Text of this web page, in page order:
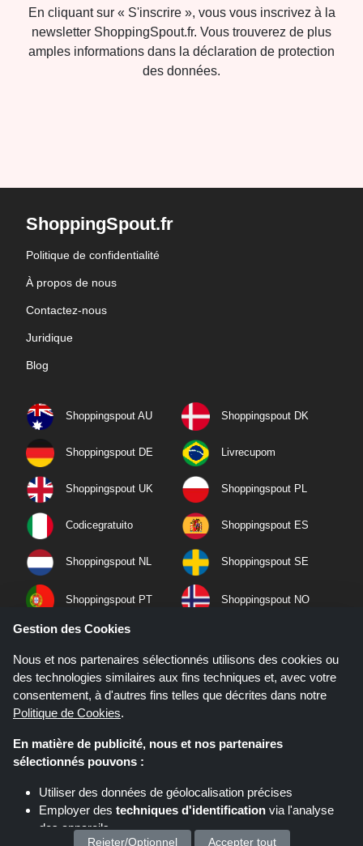
En cliquant sur « S'inscrire », vous vous inscrivez à la
newsletter ShoppingSpout.fr. Vous trouverez de plus
amples informations dans la déclaration de protection
des données.
ShoppingSpout.fr
Politique de confidentialité
À propos de nous
Contactez-nous
Juridique
Blog
Shoppingspout AU Shoppingspout DK
Shoppingspout DE Livrecupom
Shoppingspout UK Shoppingspout PL
Codicegratuito Shoppingspout ES
Shoppingspout NL Shoppingspout SE
Shoppingspout PT Shoppingspout NO
Si vous effectuez un achat après avoir cliqué sur les liens de ce site,
Shoppingspout.fr peut gagner une commission d'affiliation sur le site que
Gestion des Cookies
Nous et nos partenaires sélectionnés utilisons des cookies ou
des technologies similaires aux fins techniques et, avec votre
consentement, à d'autres fins telles que décrites dans notre
Politique de Cookies.
En matière de publicité, nous et nos partenaires
sélectionnés pouvons :
Utiliser des données de géolocalisation précises
Employer des techniques d'identification via l'analyse
des appareils
Rejeter/Optionnel Accepter tout